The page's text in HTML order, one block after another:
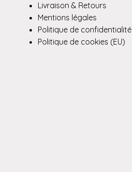
Livraison & Retours
Mentions légales
Politique de confidentialité
Politique de cookies (EU)